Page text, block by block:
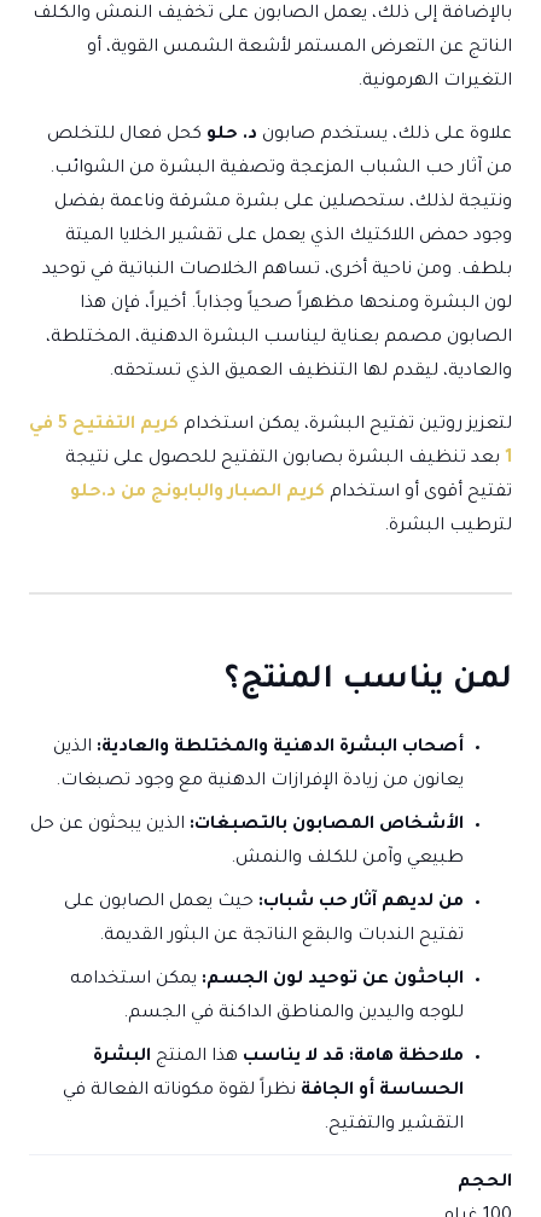
بالإضافة إلى ذلك، يعمل الصابون على تخفيف النمش والكلف
الناتج عن التعرض المستمر لأشعة الشمس القوية، أو
التغيرات الهرمونية.
علاوة على ذلك، يستخدم صابون د. حلو كحل فعال للتخلص
من آثار حب الشباب المزعجة وتصفية البشرة من الشوائب.
ونتيجة لذلك، ستحصلين على بشرة مشرقة وناعمة بفضل
وجود حمض اللاكتيك الذي يعمل على تقشير الخلايا الميتة
بلطف. ومن ناحية أخرى، تساهم الخلاصات النباتية في توحيد
لون البشرة ومنحها مظهراً صحياً وجذاباً. أخيراً، فإن هذا
الصابون مصمم بعناية ليناسب البشرة الدهنية، المختلطة،
والعادية، ليقدم لها التنظيف العميق الذي تستحقه.
لتعزيز روتين تفتيح البشرة، يمكن استخدام
كريم التفتيح 5 في
1 بعد تنظيف البشرة بصابون التفتيح للحصول على نتيجة
تفتيح أقوى أو استخدام كريم الصبار والبابونج من د.حلو
لترطيب البشرة.
لمن يناسب المنتج؟
أصحاب البشرة الدهنية والمختلطة والعادية: الذين
يعانون من زيادة الإفرازات الدهنية مع وجود تصبغات.
الأشخاص المصابون بالتصبغات: الذين يبحثون عن حل
طبيعي وآمن للكلف والنمش.
من لديهم آثار حب شباب: حيث يعمل الصابون على
تفتيح الندبات والبقع الناتجة عن البثور القديمة.
الباحثون عن توحيد لون الجسم: يمكن استخدامه
للوجه واليدين والمناطق الداكنة في الجسم.
ملاحظة هامة: قد لا يناسب هذا المنتج البشرة
الحساسة أو الجافة نظراً لقوة مكوناته الفعالة في
التقشير والتفتيح.
الحجم